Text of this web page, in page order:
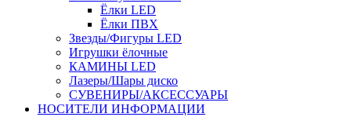
Ёлки LED
Ёлки ПВХ
Звезды/Фигуры LED
Игрушки ёлочные
КАМИНЫ LED
Лазеры/Шары диско
СУВЕНИРЫ/АКСЕССУАРЫ
НОСИТЕЛИ ИНФОРМАЦИИ